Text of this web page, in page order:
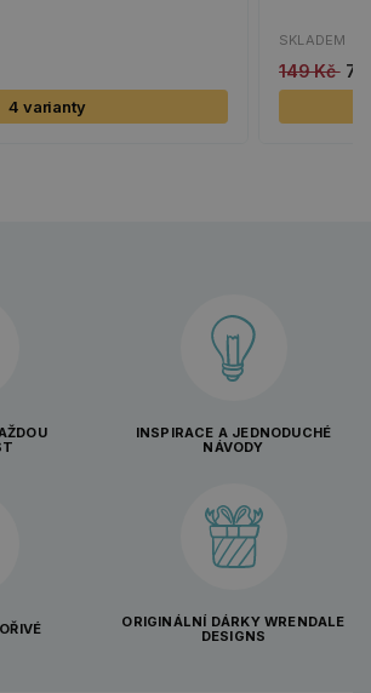
4 varianty
SKLADEM
149 Kč 75
INSPIRACE A JEDNODUCHÉ
NÁVODY
ORIGINÁLNÍ DÁRKY WRENDALE
DESIGNS